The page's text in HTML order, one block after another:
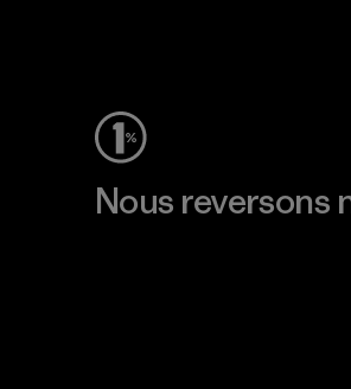
Nous reversons